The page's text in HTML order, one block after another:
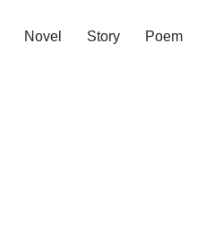
Novel Story Poem